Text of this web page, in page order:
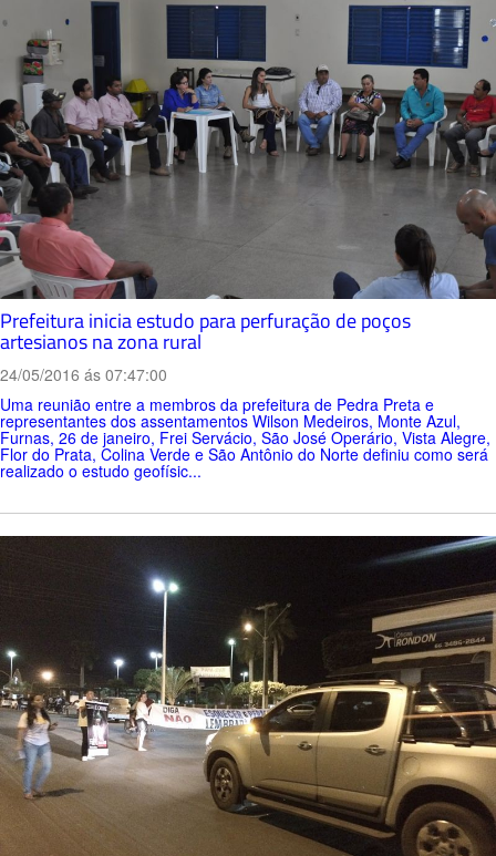
Prefeitura inicia estudo para perfuração de poços
artesianos na zona rural
24/05/2016 ás 07:47:00
Uma reunião entre a membros da prefeitura de Pedra Preta e
representantes dos assentamentos Wilson Medeiros, Monte Azul,
Furnas, 26 de janeiro, Frei Servácio, São José Operário, Vista Alegre,
Flor do Prata, Colina Verde e São Antônio do Norte definiu como será
realizado o estudo geofísic...